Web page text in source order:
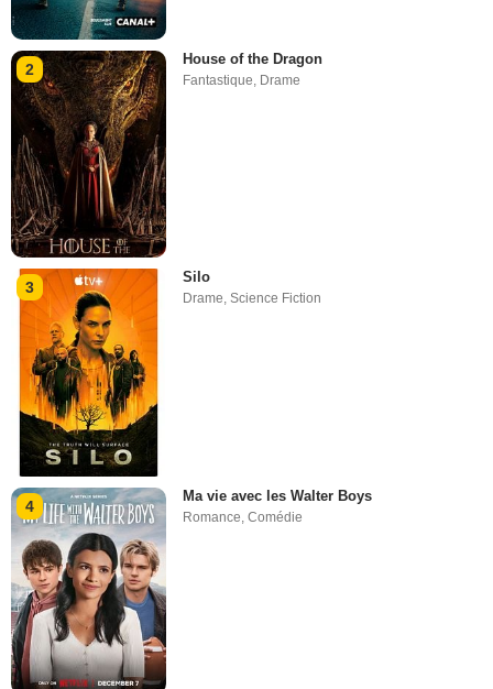
2
House of the Dragon
Fantastique, Drame
3
Silo
Drame,Science Fiction
4
Ma vie avec les Walter Boys
Romance ,Comédie